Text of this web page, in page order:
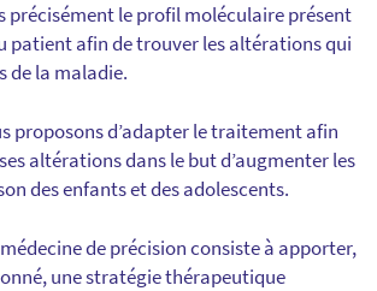
précisément le profil moléculaire présent
patient afin de trouver les altérations qui
de la maladie.
proposons d’adapter le traitementafin
altérationsdansle but d’augmenter les
des enfants et des adolescents.
de précision consiste à apporter,
une stratégie thérapeutique